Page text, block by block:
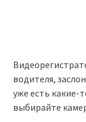
водителя,
уже есть какие-
выбирайте